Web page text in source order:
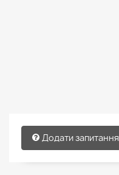
Додати запитання